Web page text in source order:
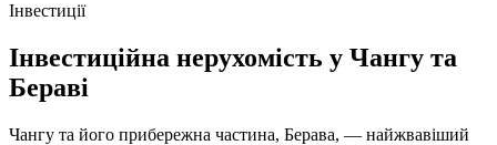
Інвестиції
Інвестиційна нерухомість у Чангу та
Бераві
Чангу та його прибережна частина, Берава, — найжвавіший